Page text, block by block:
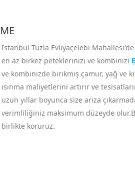
İstanbul Tuzla Evliyaçelebi Mahallesi'de
en az birkez peteklerinizi ve kombinizi
ve kombinizde birikmiş çamur, yağ ve
ısınma maliyetlerini artırır ve
uzun yıllar boyunca size arıza
verimliliğiniz maksimum düzeyde
birlikte koruruz.